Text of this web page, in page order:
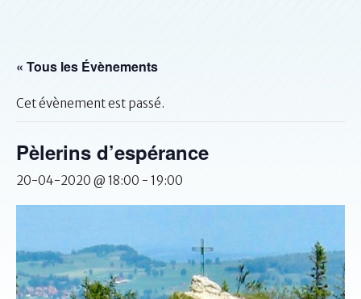
« Tous les Évènements
Cet évènement est passé.
Pèlerins d’espérance
20-04-2020 @ 18:00 - 19:00